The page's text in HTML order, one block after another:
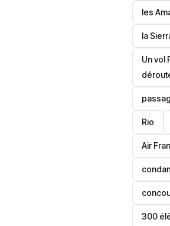
les
la
Un vol
Rio
Air
300